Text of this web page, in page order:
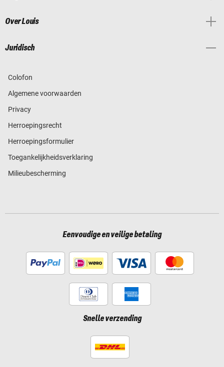
Over Louis
Juridisch
Colofon
Algemene voorwaarden
Privacy
Herroepingsrecht
Herroepingsformulier
Toegankelijkheidsverklaring
Milieubescherming
Eenvoudige en veilige betaling
Snelle verzending